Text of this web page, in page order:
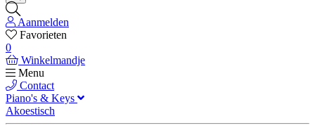
Aanmelden
Favorieten
0
Winkelmandje
Menu
Contact
Piano's & Keys
Akoestisch